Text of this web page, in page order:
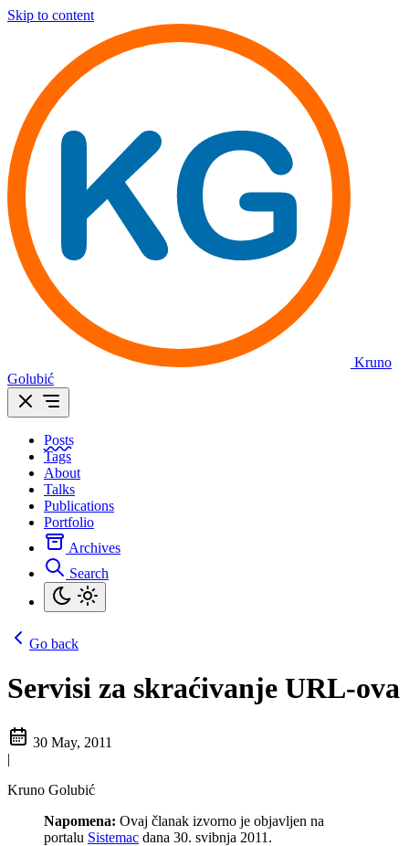
Skip to content
Kruno
Golubić
Posts
Tags
About
Talks
Publications
Portfolio
Archives
Search
Go back
Servisi za skraćivanje URL-ova
30 May, 2011
|
Kruno Golubić
Napomena: Ovaj članak izvorno je objavljen na
portalu Sistemac dana 30. svibnja 2011.